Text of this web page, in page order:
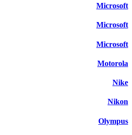
Microsoft
Microsoft
Microsoft
Motorola
Nike
Nikon
Olympus